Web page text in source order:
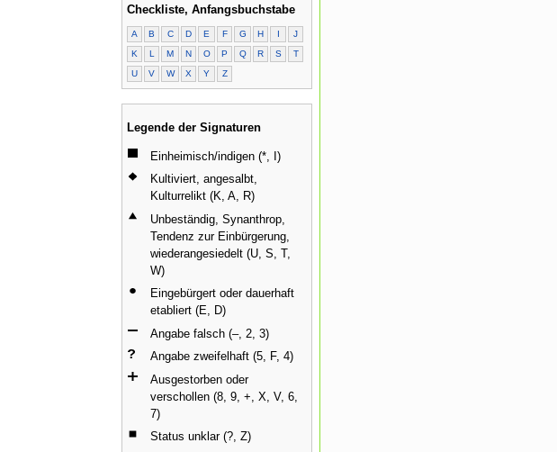
Checkliste, Anfangsbuchstabe
A B C D E F G H I
J
K
L M N O P Q R S
T
U
V W X Y Z
Legende der Signaturen
Einheimisch/indigen (*, I)
Kultiviert, angesalbt,
Kulturrelikt (K, A, R)
Unbeständig, Synanthrop,
Tendenz zur Einbürgerung,
wiederangesiedelt (U, S, T,
W)
Eingebürgert oder dauerhaft
etabliert (E, D)
Angabe falsch (–, 2, 3)
Angabe zweifelhaft (5, F, 4)
Ausgestorben oder
verschollen (8, 9, +, X, V, 6,
7)
Status unklar (?, Z)